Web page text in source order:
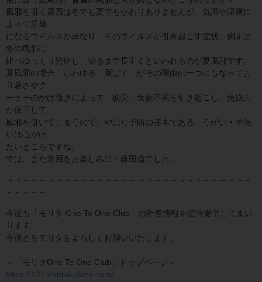
風邪を引く原因は冬でも夏でもかわりありませんが、気温や湿度に
よって活発
になるウイルスが異なり、そのウイルスが引き起こす症状、例えば
冬の風邪に
比べゆっくり発症し、治るまで長引くといわれるのが夏風邪です。
夏風邪の場合、いわゆる「夏ばて」がその理由の一つにもなってお
り暑さやク
ーラーのかけ過ぎによって、疲労・食欲不振を引き起こし、免疫力
が低下して
風邪を引いてしまうので、やはり予防の基本である、うがい・手洗
いは心がけ
たいところですね。
では、また次回をお楽しみに！藤田瞳でした。
～～～～～～～～～～～～～～～～～～～～～～～～～～～～～～
～～～～～
今後も「モリタ One To One Club」の新着情報を随時提供してまい
ります。
今後ともモリタをよろしくお願いいたします。
＜「モリタOne To One Club」トップページ＞
https://121.dental-plaza.com/